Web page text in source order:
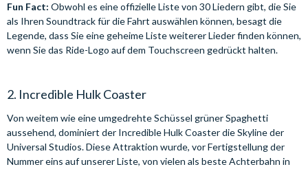
Fun Fact: Obwohl es eine offizielle Liste von 30 Liedern gibt, die Sie
als Ihren Soundtrack für die Fahrt auswählen können, besagt die
Legende, dass Sie eine geheime Liste weiterer Lieder finden können,
wenn Sie das Ride-Logo auf dem Touchscreen gedrückt halten.
2. Incredible Hulk Coaster
Von weitem wie eine umgedrehte Schüssel grüner Spaghetti
aussehend, dominiert der Incredible Hulk Coaster die Skyline der
Universal Studios. Diese Attraktion wurde, vor Fertigstellung der
Nummer eins auf unserer Liste, von vielen als beste Achterbahn in